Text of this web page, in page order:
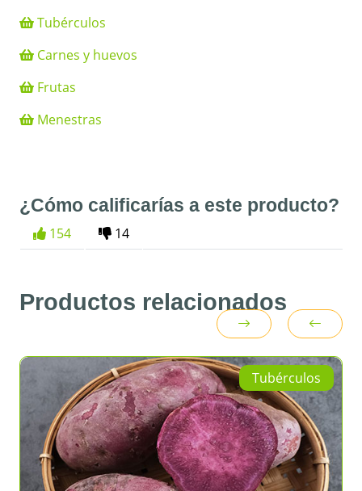
Tubérculos
Carnes y huevos
Frutas
Menestras
¿Cómo calificarías a este producto?
154 14
Productos relacionados
Tubérculos